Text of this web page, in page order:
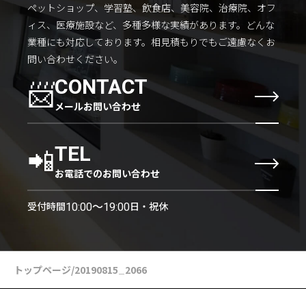
採用情報 会社概要
ペットショップ、学習塾、飲食店、美容院、治療院、オフ
ィス、医療施設など、多種多様な実績があります。 どんな
業種にも対応しております。 相見積もりでもご遠慮なくお
問い合わせください。
📨CONTACT
メールお問い合わせ
📲TEL
お電話でのお問い合わせ
受付時間10:00〜19:00日・祝休
トップページ/20190815_2066